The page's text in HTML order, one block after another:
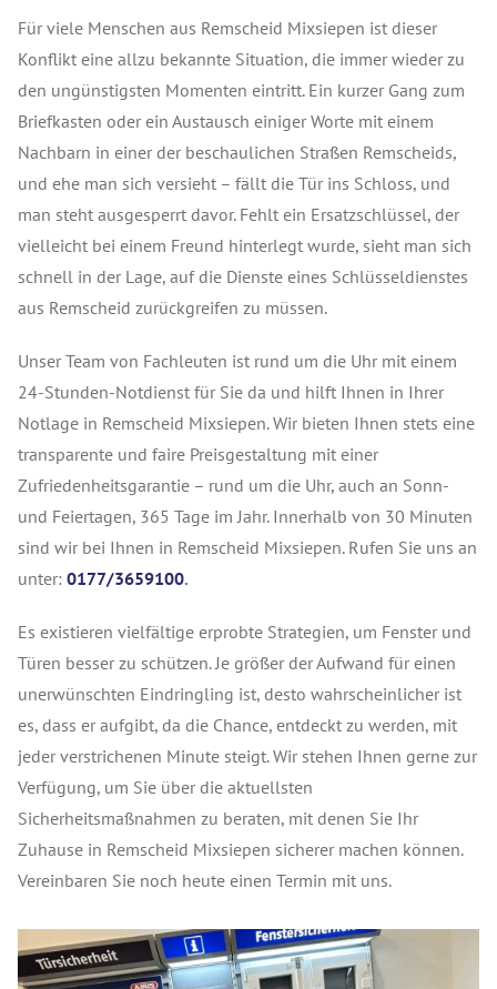
Für viele Menschen aus Remscheid Mixsiepen ist dieser
Konflikt eine allzu bekannte Situation, die immer wieder zu
den ungünstigsten Momenten eintritt. Ein kurzer Gang zum
Briefkasten oder ein Austausch einiger Worte mit einem
Nachbarn in einer der beschaulichen Straßen Remscheids,
und ehe man sich versieht – fällt die Tür ins Schloss, und
man steht ausgesperrt davor. Fehlt ein Ersatzschlüssel, der
vielleicht bei einem Freund hinterlegt wurde, sieht man sich
schnell in der Lage, auf die Dienste eines Schlüsseldienstes
aus Remscheid zurückgreifen zu müssen.
Unser Team von Fachleuten ist rund um die Uhr mit einem
24-Stunden-Notdienst für Sie da und hilft Ihnen in Ihrer
Notlage in Remscheid Mixsiepen. Wir bieten Ihnen stets eine
transparente und faire Preisgestaltung mit einer
Zufriedenheitsgarantie – rund um die Uhr, auch an Sonn-
und Feiertagen, 365 Tage im Jahr. Innerhalb von 30 Minuten
sind wir bei Ihnen in Remscheid Mixsiepen. Rufen Sie uns an
unter: 0177/3659100.
Es existieren vielfältige erprobte Strategien, um Fenster und
Türen besser zu schützen. Je größer der Aufwand für einen
unerwünschten Eindringling ist, desto wahrscheinlicher ist
es, dass er aufgibt, da die Chance, entdeckt zu werden, mit
jeder verstrichenen Minute steigt. Wir stehen Ihnen gerne zur
Verfügung, um Sie über die aktuellsten
Sicherheitsmaßnahmen zu beraten, mit denen Sie Ihr
Zuhause in Remscheid Mixsiepen sicherer machen können.
Vereinbaren Sie noch heute einen Termin mit uns.